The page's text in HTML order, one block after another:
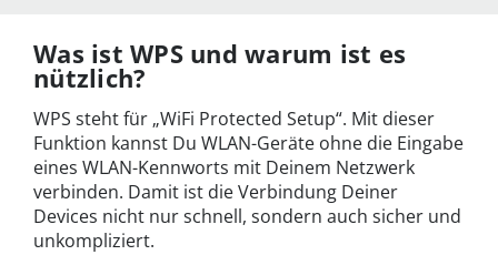
Was ist WPS und warum ist es
nützlich?
WPS steht für „WiFi Protected Setup“. Mit dieser
Funktion kannst Du WLAN-Geräte ohne die Eingabe
eines WLAN-Kennworts mit Deinem Netzwerk
verbinden. Damit ist die Verbindung Deiner
Devices nicht nur schnell, sondern auch sicher und
unkompliziert.